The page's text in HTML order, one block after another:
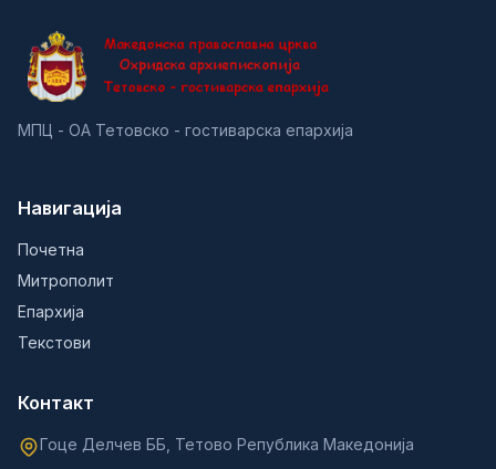
МПЦ - ОА Тетовско - гостиварска епархија
Навигација
Почетна
Митрополит
Епархија
Текстови
Контакт
Гоце Делчев ББ, Тетово Република Македонија